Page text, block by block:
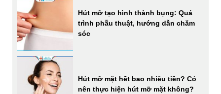
Hút mỡ tạo hình thành bụng: Quá
trình phẫu thuật, hướng dẫn chăm
sóc
Hút mỡ mặt hết bao nhiêu tiền? Có
nên thực hiện hút mỡ mặt không?